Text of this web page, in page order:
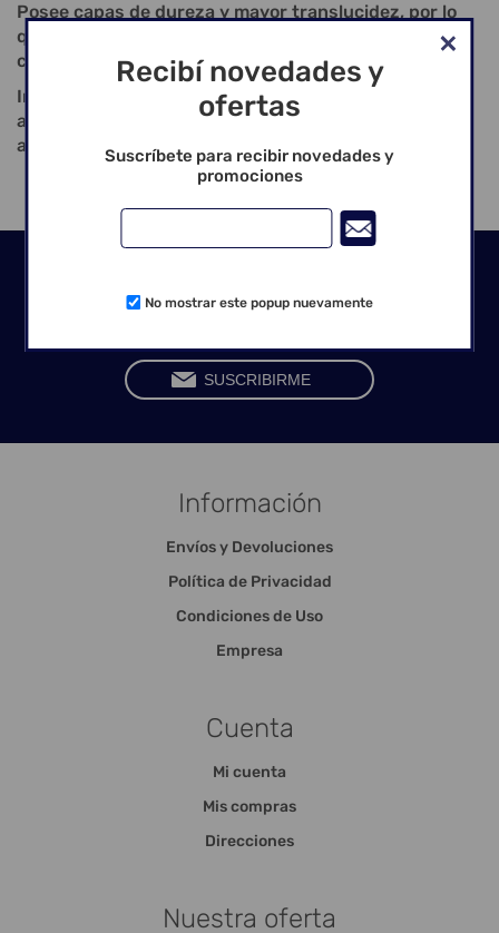
Posee capas de dureza y mayor translucidez, por lo
que es más adecuada para restauraciones anteriores
con mayores requerimientos estéticos.
Indicaciones: Coronas anteriores totalmente
anatómicas; puentes anteriores totalmente
anatómicos; máx. cuatro piezas; carillas.
Información
Envíos y Devoluciones
Política de Privacidad
Condiciones de Uso
Empresa
Cuenta
Mi cuenta
Mis compras
Direcciones
Nuestra oferta
Recibí novedades y
ofertas
Suscríbete para recibir novedades y
promociones
No mostrar este popup nuevamente